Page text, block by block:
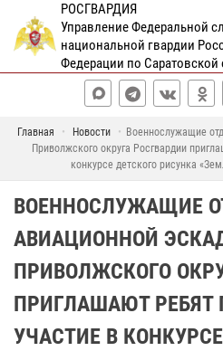
РОСГВАРДИЯ
Управление Федеральной
национальной гвардии
Федерации по Саратовской
Главная Новости
Военнослужащие
Приволжского округа Росгвардии
конкурсе детского рисунка
ВОЕННОСЛУЖАЩИЕ
АВИАЦИОННОЙ
ПРИВОЛЖСКОГО
ПРИГЛАШАЮТ РЕБЯТ
УЧАСТИЕ В